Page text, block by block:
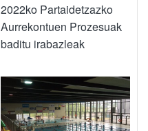
2022ko Partaidetzazko
Aurrekontuen Prozesuak
baditu irabazleak